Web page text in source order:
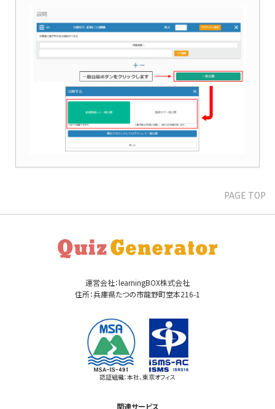
PAGE TOP
運営会社：learningBOX株式会社
住所：兵庫県たつの市龍野町堂本216-1
認証組織：本社、東京オフィス
関連サービス